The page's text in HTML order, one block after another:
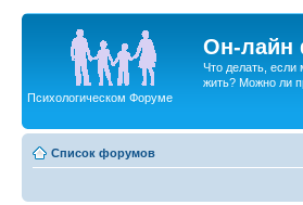
Он-лайн
Что делать,
жить? Можно ли
Психологическом Форуме
Список форумов